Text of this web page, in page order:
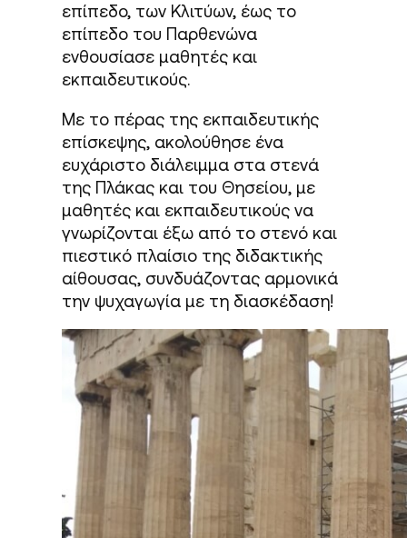
επίπεδο, των Κλιτύων, έως το
επίπεδο του Παρθενώνα
ενθουσίασε μαθητές και
εκπαιδευτικούς.
Με το πέρας της εκπαιδευτικής
επίσκεψης, ακολούθησε ένα
ευχάριστο διάλειμμα στα στενά
της Πλάκας και του Θησείου, με
μαθητές και εκπαιδευτικούς να
γνωρίζονται έξω από το στενό και
πιεστικό πλαίσιο της διδακτικής
αίθουσας, συνδυάζοντας αρμονικά
την ψυχαγωγία με τη διασκέδαση!